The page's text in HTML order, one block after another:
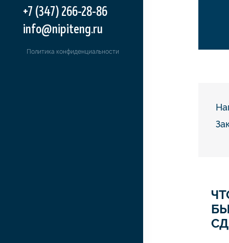
+7 (347) 266-28-86
info@nipiteng.ru
Политика конфиденциальности